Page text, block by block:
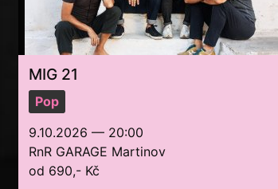
MIG 21
Pop
9.10.2026 — 20:00
RnR GARAGE Martinov
od 690,- Kč